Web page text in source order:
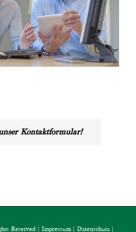
Kontaktformular!
Reserved | Impressum | Datenschutz |